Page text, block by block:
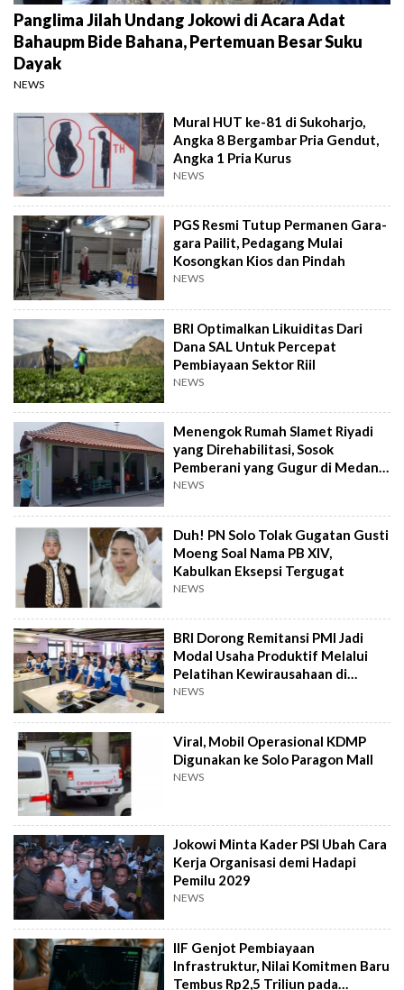
Panglima Jilah Undang Jokowi di Acara Adat
Bahaupm Bide Bahana, Pertemuan Besar Suku
Dayak
NEWS
Mural HUT ke-81 di Sukoharjo,
Angka 8 Bergambar Pria Gendut,
Angka 1 Pria Kurus
NEWS
PGS Resmi Tutup Permanen Gara-
gara Pailit, Pedagang Mulai
Kosongkan Kios dan Pindah
NEWS
BRI Optimalkan Likuiditas Dari
Dana SAL Untuk Percepat
Pembiayaan Sektor Riil
NEWS
Menengok Rumah Slamet Riyadi
yang Direhabilitasi, Sosok
Pemberani yang Gugur di Medan
Perang
NEWS
Duh! PN Solo Tolak Gugatan Gusti
Moeng Soal Nama PB XIV,
Kabulkan Eksepsi Tergugat
NEWS
BRI Dorong Remitansi PMI Jadi
Modal Usaha Produktif Melalui
Pelatihan Kewirausahaan di
Taiwan
NEWS
Viral, Mobil Operasional KDMP
Digunakan ke Solo Paragon Mall
NEWS
Jokowi Minta Kader PSI Ubah Cara
Kerja Organisasi demi Hadapi
Pemilu 2029
NEWS
IIF Genjot Pembiayaan
Infrastruktur, Nilai Komitmen Baru
Tembus Rp2,5 Triliun pada